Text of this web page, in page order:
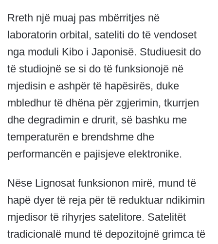
Rreth një muaj pas mbërritjes në
laboratorin orbital, sateliti do të vendoset
nga moduli Kibo i Japonisë. Studiuesit do
të studiojnë se si do të funksionojë në
mjedisin e ashpër të hapësirës, ​​duke
mbledhur të dhëna për zgjerimin, tkurrjen
dhe degradimin e drurit, së bashku me
temperaturën e brendshme dhe
performancën e pajisjeve elektronike.
Nëse Lignosat funksionon mirë, mund të
hapë dyer të reja për të reduktuar ndikimin
mjedisor të rihyrjes satelitore. Satelitët
tradicionalë mund të depozitojnë grimca të